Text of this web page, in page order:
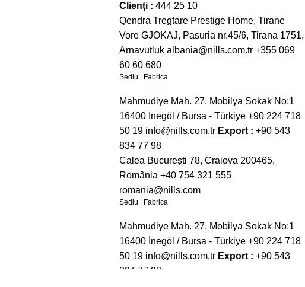
Clienți : 444 25 10
Qendra Tregtare Prestige Home, Tirane
Vore GJOKAJ, Pasuria nr.45/6, Tirana 1751,
Arnavutluk albania@nills.com.tr +355 069
60 60 680
Sediu | Fabrica
Mahmudiye Mah. 27. Mobilya Sokak No:1
16400 İnegöl / Bursa - Türkiye +90 224 718
50 19 info@nills.com.tr Export : +90 543
834 77 98
Calea București 78, Craiova 200465,
România +40 754 321 555
romania@nills.com
Sediu | Fabrica
Mahmudiye Mah. 27. Mobilya Sokak No:1
16400 İnegöl / Bursa - Türkiye +90 224 718
50 19 info@nills.com.tr Export : +90 543
834 77 98